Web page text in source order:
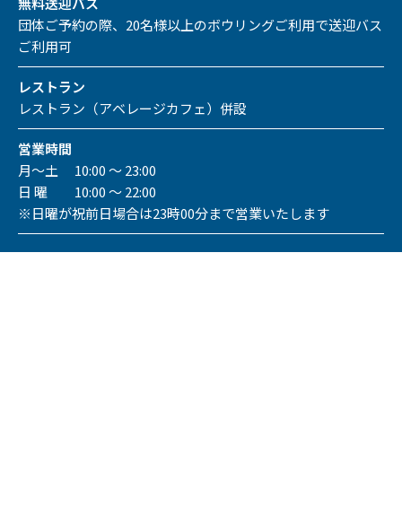
団体ご予約の際、20名様以上のボウリングご利用で送迎バス
ご利用可
レストラン
レストラン（アベレージカフェ）併設
営業時間
月～土 10:00 ～ 23:00
日 曜 10:00 ～ 22:00
※日曜が祝前日場合は23時00分まで営業いたします